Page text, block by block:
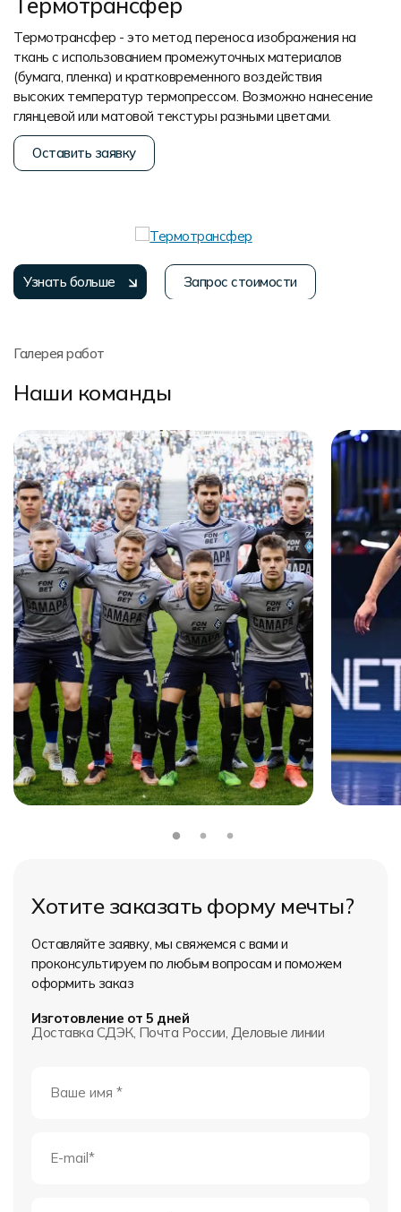
Термотрансфер - это метод переноса изображения на
ткань с использованием промежуточных материалов
(бумага, пленка) и кратковременного воздействия
высоких температур термопрессом. Возможно нанесение
глянцевой или матовой текстуры разными цветами.
Оставить заявку
Узнать больше Запрос стоимости
Галерея работ
Наши команды
Хотите заказать форму мечты?
Оставляйте заявку, мы свяжемся с вами и
проконсультируем по любым вопросам и поможем
оформить заказ
Изготовление от 5 дней
Доставка СДЭК, Почта России, Деловые линии